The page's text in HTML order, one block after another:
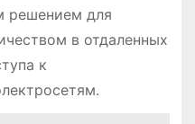
решением для
в отдаленных
к